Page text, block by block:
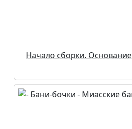
Начало сборки. Основание